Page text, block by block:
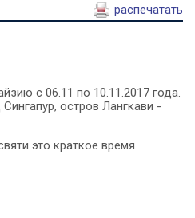
распечатать
с 06.11 по 10.11.2017 года.
остров Лангкави -
это краткое время